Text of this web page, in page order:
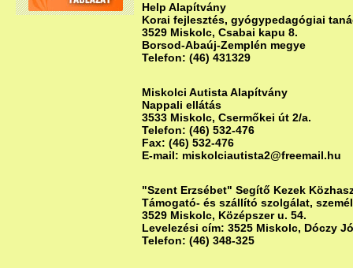
Help Alapítvány
Korai fejlesztés, gyógypedagógiai
3529 Miskolc, Csabai kapu 8.
Borsod-Abaúj-Zemplén megye
Telefon: (46) 431329
Miskolci Autista Alapítvány
Nappali ellátás
3533 Miskolc, Csermőkei út 2/a.
Telefon: (46) 532-476
Fax: (46) 532-476
E-mail: miskolciautista2@freemail.hu
"Szent Erzsébet" Segítő Kezek
Támogató- és szállító szolgálat,
3529 Miskolc, Középszer u. 54.
Levelezési cím: 3525 Miskolc, Dóczy
Telefon: (46) 348-325